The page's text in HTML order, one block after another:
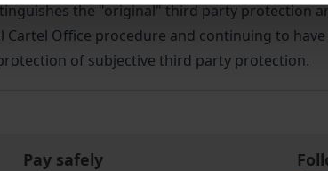
the "original" third party protection
Office procedure and continuing to
of subjective third party protection.
Pay safely